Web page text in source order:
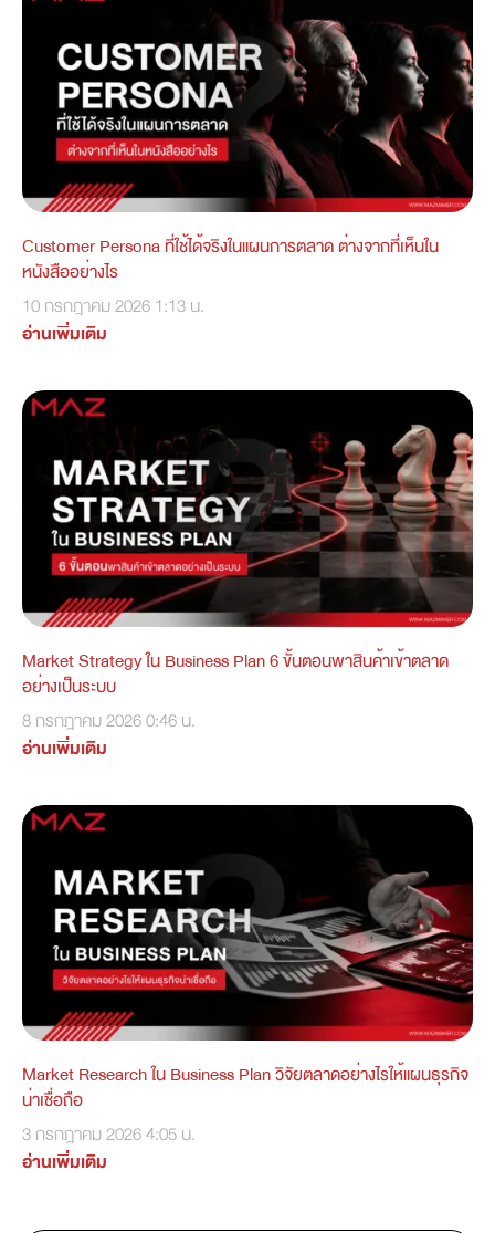
Customer Persona ที่ใช้ได้จริงในแผนการตลาด ต่างจากที่เห็นใน
หนังสืออย่างไร
10 กรกฎาคม 20261:13 น.
อ่านเพิ่มเติม
Market Strategy ใน Business Plan 6 ขั้นตอนพาสินค้าเข้าตลาด
อย่างเป็นระบบ
8 กรกฎาคม 20260:46 น.
อ่านเพิ่มเติม
Market Research ใน Business Plan วิจัยตลาดอย่างไรให้แผนธุรกิจ
น่าเชื่อถือ
3 กรกฎาคม 20264:05 น.
อ่านเพิ่มเติม